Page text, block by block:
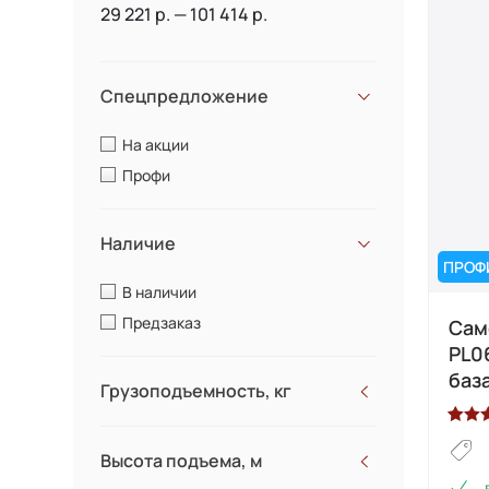
29 221 р. — 101 414 р.
Спецпредложение
На акции
Профи
Наличие
В наличии
Предзаказ
Грузоподъемность, кг
240
Высота подъема, м
5.00